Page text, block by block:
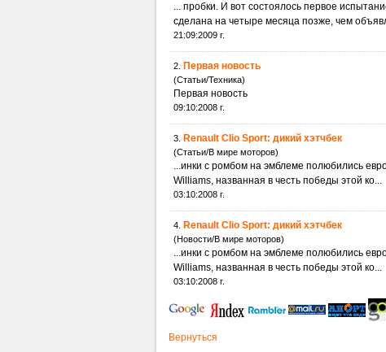
... пробки. И вот состоялось первое
сделана на четыре месяца позже, чем
21:09:2009 г.
2. Первая новость
(Статьи/Техника)
Первая новость
09:10:2008 г.
3. Renault Clio Sport: дикий хэтчбек
(Статьи/В мире моторов)
...инки с ромбом на эмблеме полюбились
Williams, названная в честь победы этой ко...
03:10:2008 г.
4. Renault Clio Sport: дикий хэтчбек
(Новости/В мире моторов)
...инки с ромбом на эмблеме полюбились
Williams, названная в честь победы этой ко...
03:10:2008 г.
Вернуться